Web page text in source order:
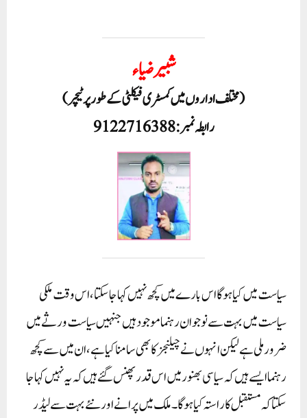
شبیر ضیاء
( مختلف اداروں میں کمسٹری فیکلٹی کے طور پر ٹیچر)
رابطہ نمبر : 9122716388
سیاست میں کیا ہوگا اس بارے میں کچھ نہیں کہا جا سکتا ، اس وقت ملکی
سیاست میں بہت سے نوجوان رہنما موجود ہیں جنہیں سیاست ورثے میں
ضرور ملی ہے لیکن انہوں نے چیلنجز کا بھی سامنا کیا ہے ، ان میں سے کچھ
رہنما ایسے ہیں کہ سیاسی بھنور میں اس قدر پھنس گئے ہیں کہ یہ نہیں کہا جا
سکتا کہ مستقبل کا راستہ کیا ہو گا۔ ملک میں پرانے اور نئے بہت سے لیڈر